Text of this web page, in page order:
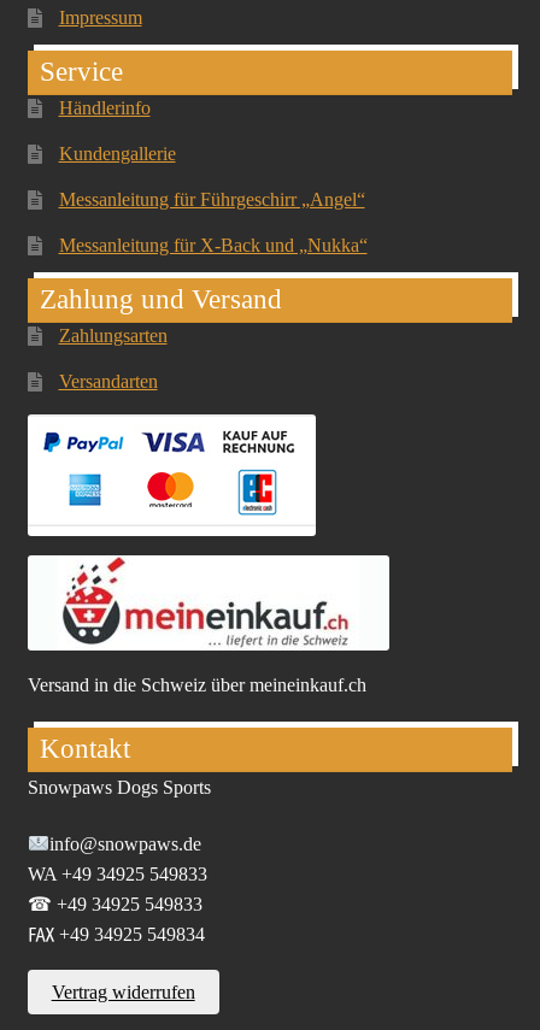
Impressum
Service
Händlerinfo
Kundengallerie
Messanleitung für Führgeschirr „Angel“
Messanleitung für X-Back und „Nukka“
Zahlung und Versand
Zahlungsarten
Versandarten
Versand in die Schweiz über meineinkauf.ch
Kontakt
Snowpaws Dogs Sports
info@snowpaws.de
WA +49 34925 549833
☎ +49 34925 549833
℻ +49 34925 549834
Vertrag widerrufen